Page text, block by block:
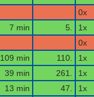
0x
7 min 5.
1x
0x
109 min 110.
1x
39 min 261.
1x
13 min 47.
1x